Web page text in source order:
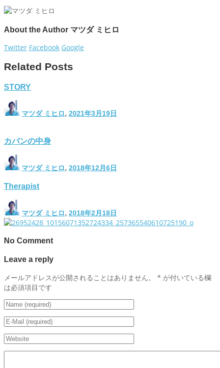
About the Author マツダ ミヒロ
Twitter Facebook Google
Related Posts
STORY
マツダ ミヒロ, 2021年3月19日
カバンの中身
マツダ ミヒロ, 2018年12月6日
Therapist
マツダ ミヒロ, 2018年2月18日
No Comment
Leave a reply
メールアドレスが公開されることはありません。 * が付いている欄
は必須項目です